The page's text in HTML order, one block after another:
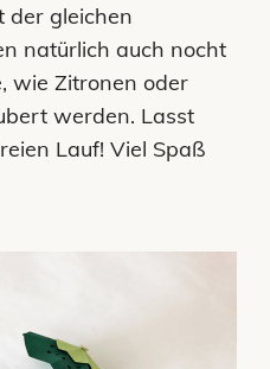
der gleichen
natürlich auch nocht
wie Zitronen oder
werden. Lasst
Lauf! Viel Spaß